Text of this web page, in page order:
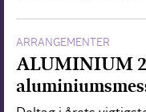
ARRANGEMENTER
ALUMINIUM